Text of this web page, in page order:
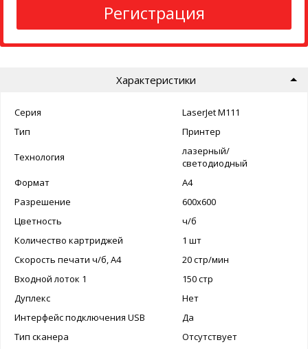
Регистрация
Характеристики
Серия
LaserJet M111
Тип
Принтер
Технология
лазерный/
светодиодный
Формат
А4
Разрешение
600x600
Цветность
ч/б
Количество картриджей
1 шт
Скорость печати ч/б, A4
20 стр/мин
Входной лоток 1
150 стр
Дуплекс
Нет
Интерфейс подключения USB
Да
Тип сканера
Отсутствует